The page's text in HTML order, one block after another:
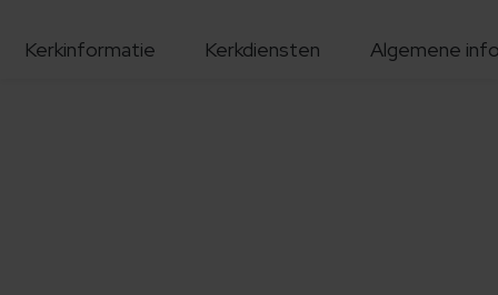
Kerkinformatie Kerkdiensten Algemene